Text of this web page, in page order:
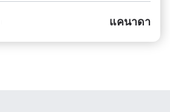
แคนาดา